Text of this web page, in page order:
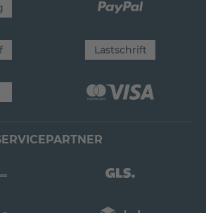
Lastschrift